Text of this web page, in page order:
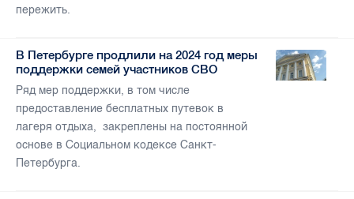
пережить.
В Петербурге продлили на 2024 год меры
поддержки семей участников СВО
Ряд мер поддержки, в том числе
предоставление бесплатных путевок в
лагеря отдыха, закреплены на постоянной
основе в Социальном кодексе Санкт-
Петербурга.